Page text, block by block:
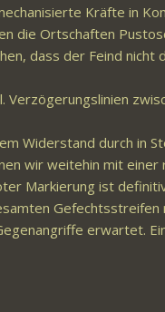
Kräfte in
die Ortschaften
dass der Feind
Verzögerungslinien
Widerstand durch in
wir weitehin mit
Markierung ist
Gefechtsstreifen
erwartet.